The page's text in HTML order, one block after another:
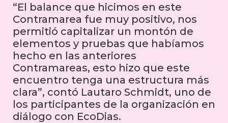
“El balance que hicimos en este
Contramarea fue muy positivo, nos
permitió capitalizar un montón de
elementos y pruebas que habíamos
hecho en las anteriores
Contramareas, esto hizo que este
encuentro tenga una estructura más
clara”, contó Lautaro Schmidt, uno de
los participantes de la organización en
diálogo con EcoDias.